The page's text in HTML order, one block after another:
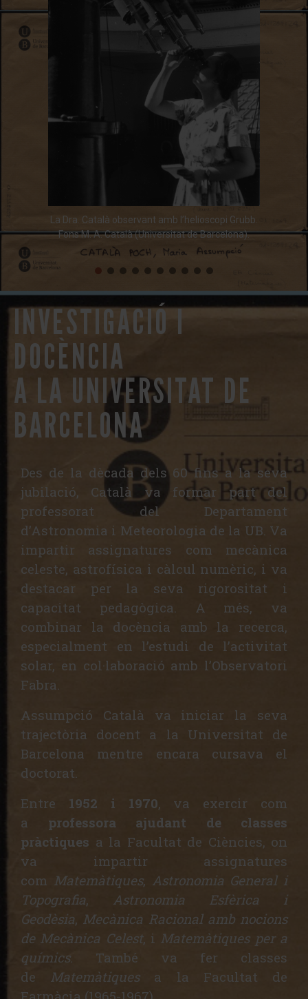
La Dra. Català observant amb l’helioscopi Grubb.
Fons M. A. Català (Universitat de Barcelona).
INVESTIGACIÓ I
DOCÈNCIA
A LA UNIVERSITAT DE
BARCELONA
Des de la dècada dels 60 fins a la seva
jubilació, Català va formar part del
professorat del Departament
d’Astronomia i Meteorologia de la UB. Va
impartir assignatures com mecànica
celeste, astrofísica i càlcul numèric, i va
destacar per la seva rigorositat i
capacitat pedagògica. A més, va
combinar la docència amb la recerca,
especialment en l’estudi de l’activitat
solar, en col·laboració amb l’Observatori
Fabra.
Assumpció Català va iniciar la seva
trajectòria docent a la Universitat de
Barcelona mentre encara cursava el
doctorat.
Entre 1952 i 1970, va exercir com
a professora ajudant de classes
pràctiques a la Facultat de Ciències, on
va impartir assignatures
com Matemàtiques, Astronomia General i
Topografia, Astronomia Esfèrica i
Geodèsia, Mecànica Racional amb nocions
de Mecànica Celest, i Matemàtiques per a
químics. També va fer classes
de Matemàtiquesa la Facultat de